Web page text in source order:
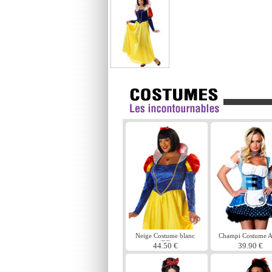
Neige Costume blanc
(FC)
44.50 €
Champi Costume
39.90 €